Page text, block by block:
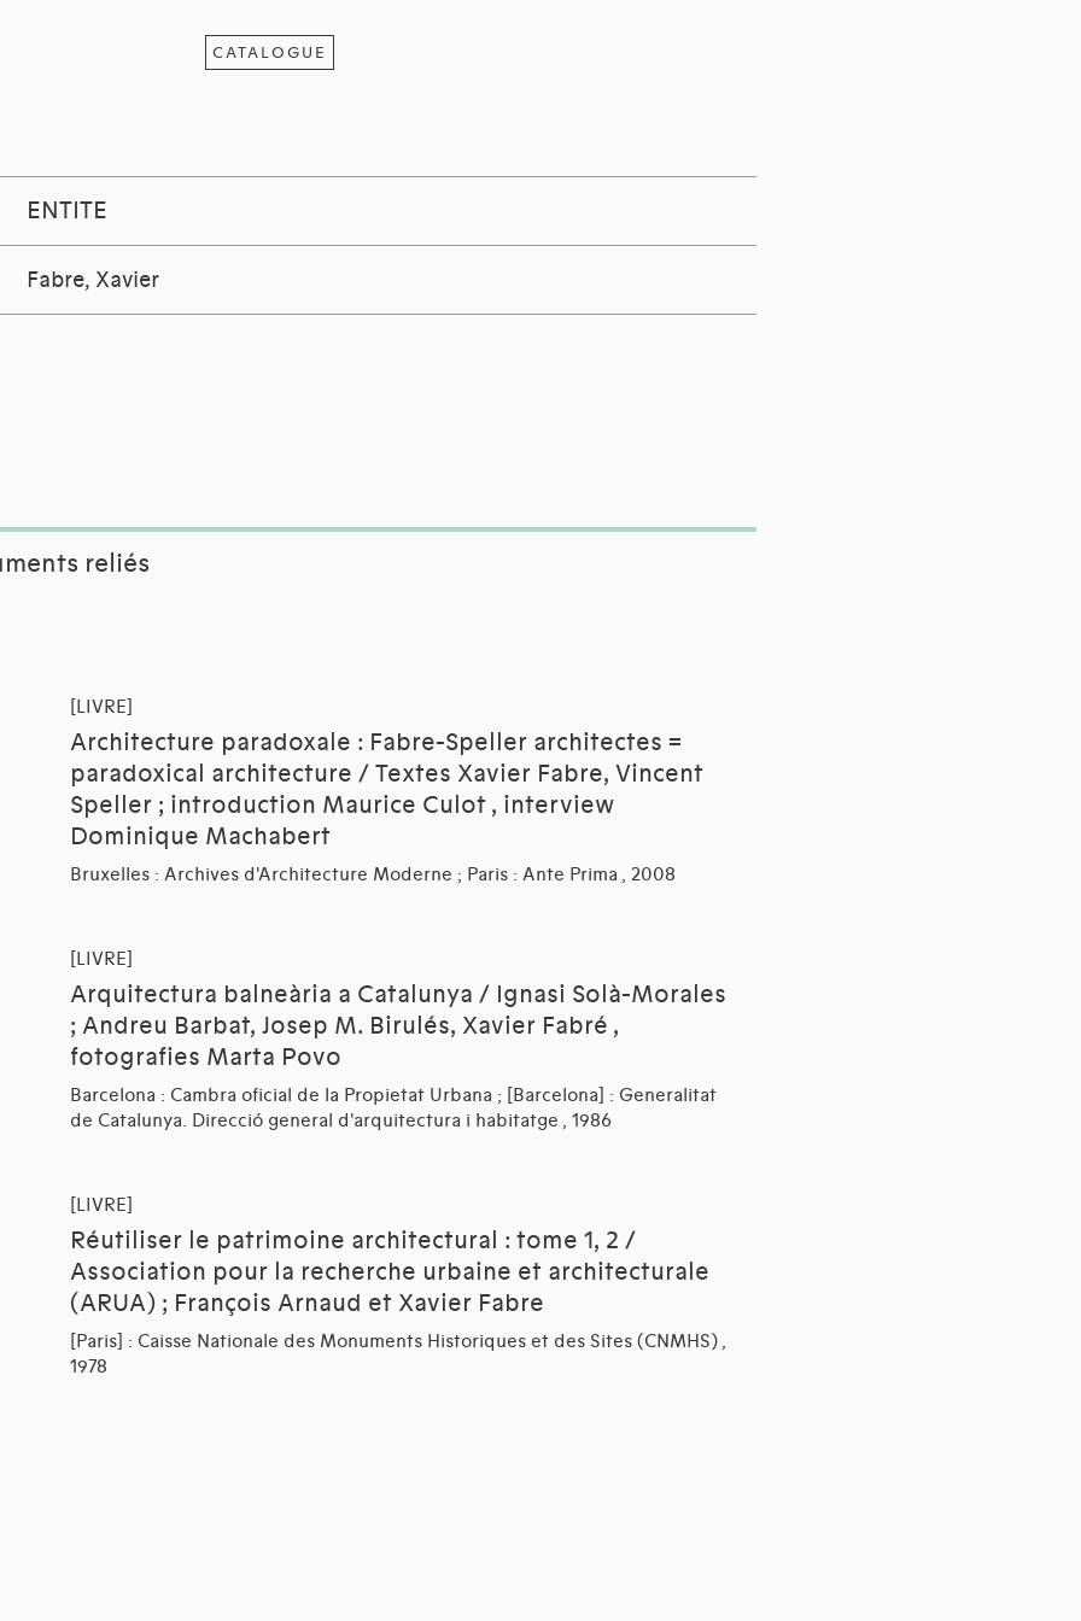
CATALOGUE
ENTITE
Fabre, Xavier
reliés
[LIVRE]
Architecture paradoxale : Fabre-Speller architectes =
paradoxical architecture / Textes Xavier Fabre, Vincent
Speller ; introduction Maurice Culot , interview
Dominique Machabert
Bruxelles : Archives d'Architecture Moderne ; Paris : Ante Prima , 2008
[LIVRE]
Arquitectura balneària a Catalunya / Ignasi Solà-Morales
; Andreu Barbat, Josep M. Birulés, Xavier Fabré ,
fotografies Marta Povo
Barcelona : Cambra oficial de la Propietat Urbana ; [Barcelona] : Generalitat
de Catalunya. Direcció general d'arquitectura i habitatge , 1986
[LIVRE]
Réutiliser le patrimoine architectural : tome 1, 2 /
Association pour la recherche urbaine et architecturale
(ARUA) ; François Arnaud et Xavier Fabre
[Paris] : Caisse Nationale des Monuments Historiques et des Sites (CNMHS) ,
1978